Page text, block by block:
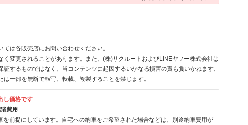
は各販売店にお問い合わせください。
変更されることがあります。また、(株)リクルートおよびLINEヤフー株式会社は
するものではなく、当コンテンツに起因するいかなる損害の責も負いかねます。
一部を無断で転写、転載、複製することを禁じます。
し価格です
費用
前提にしています。自宅への納車をご希望された場合などは、別途納車費用が